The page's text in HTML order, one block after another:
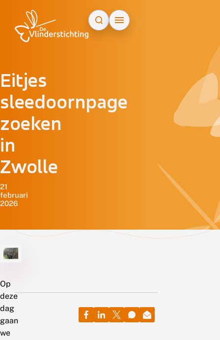
Eitjes
sleedoornpage
zoeken
in
Zwolle
21
februari
2026
Op
deze
dag
gaan
we